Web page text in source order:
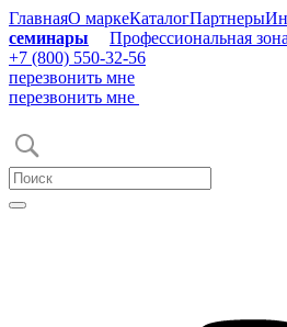
ГлавнаяО маркеКаталогПартнеры
семинары
Профессиональная зона
+7 (800) 550-32-56
перезвонить мне
перезвонить мне